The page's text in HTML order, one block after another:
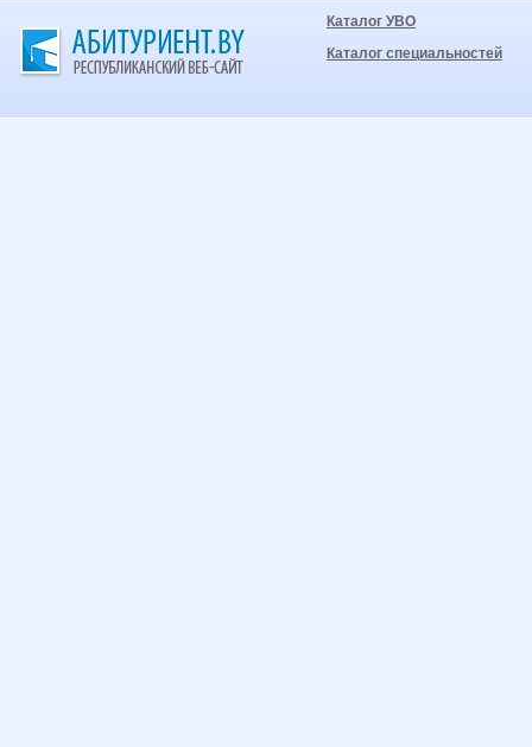
Каталог УВО
Каталог специальностей